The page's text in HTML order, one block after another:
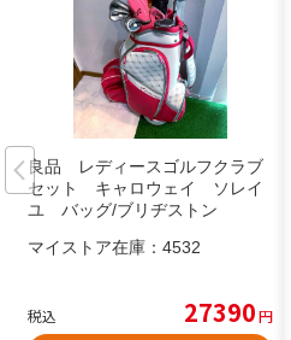
良品 レディースゴルフクラブ
セット キャロウェイ ソレイ
ユ バッグ/ブリヂストン
マイストア在庫： 4532
税込 27390円